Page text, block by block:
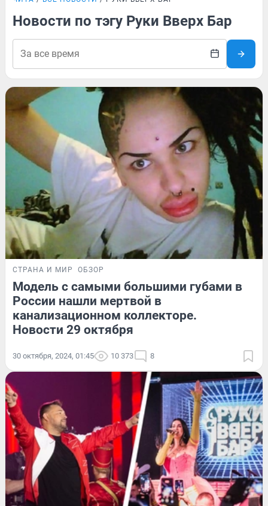
Новости по тэгу Руки Вверх Бар
СТРАНА И МИР ОБЗОР
Модель с самыми большими губами в
России нашли мертвой в
канализационном коллекторе.
Новости 29 октября
30 октября, 2024, 01:45 10 373 8